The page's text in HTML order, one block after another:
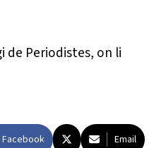
de Periodistes, on li
Facebook Email